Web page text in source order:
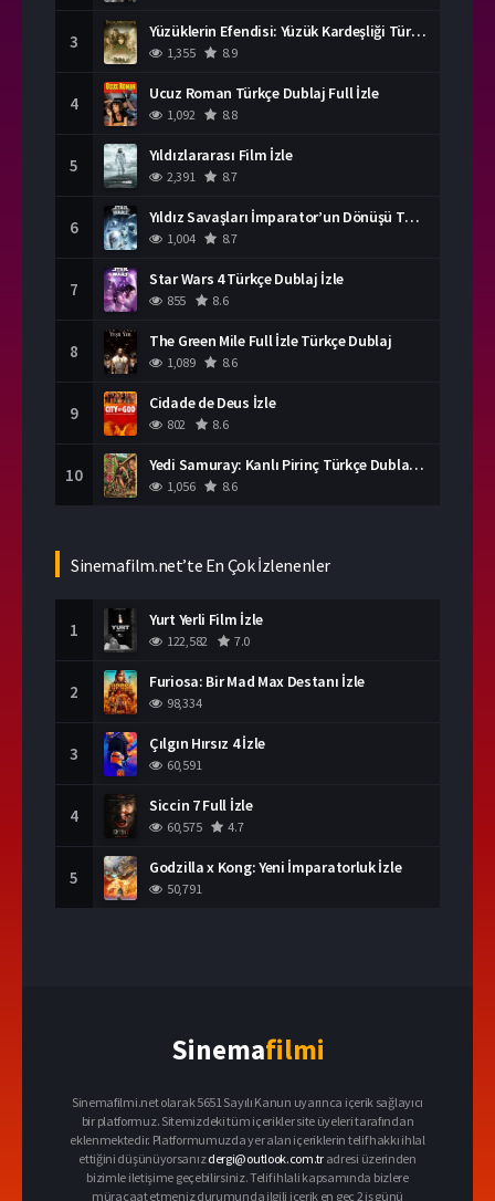
3 Yüzüklerin Efendisi: Yüzük Kardeşliği Türkçe Dublaj İzle
1,355 8.9
4 Ucuz Roman Türkçe Dublaj Full İzle
1,092 8.8
5 Yıldızlararası Film İzle
2,391 8.7
6 Yıldız Savaşları İmparator’un Dönüşü Türkçe Dublaj İzle
1,004 8.7
7 Star Wars 4 Türkçe Dublaj İzle
855 8.6
8 The Green Mile Full İzle Türkçe Dublaj
1,089 8.6
9 Cidade de Deus İzle
802 8.6
10 Yedi Samuray: Kanlı Pirinç Türkçe Dublaj İzle
1,056 8.6
Sinemafilm.net’te En Çok İzlenenler
1 Yurt Yerli Film İzle
122,582 7.0
2 Furiosa: Bir Mad Max Destanı İzle
98,334
3 Çılgın Hırsız 4 İzle
60,591
4 Siccin 7 Full İzle
60,575 4.7
5 Godzilla x Kong: Yeni İmparatorluk İzle
50,791
Sinemafilmi
Sinemafilmi.net olarak 5651 Sayılı Kanun uyarınca içerik sağlayıcı
bir platformuz. Sitemizdeki tüm içerikler site üyeleri tarafından
eklenmektedir. Platformumuzda yer alan içeriklerin telif hakkı ihlal
ettiğini düşünüyorsanızdergi@outlook.com.tr adresi üzerinden
bizimle iletişime geçebilirsiniz. Telif ihlali kapsamında bizlere
müracaat etmeniz durumunda ilgili içerik en geç 2 iş günü